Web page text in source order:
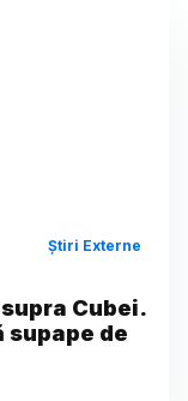
Știri Externe
Cubei.
supape de